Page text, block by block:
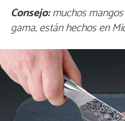
Consejo:muchos
gama, están hechos en